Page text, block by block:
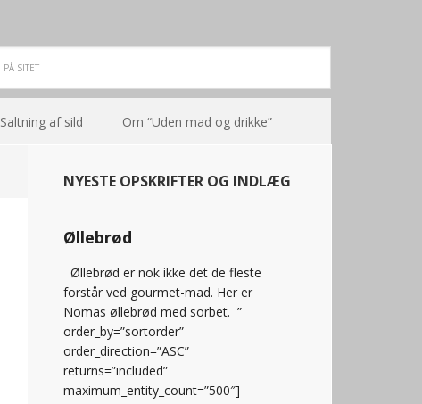
Saltning af sild Om “Uden mad og drikke”
NYESTE OPSKRIFTER OG INDLÆG
Øllebrød
Øllebrød er nok ikke det de fleste
forstår ved gourmet-mad. Her er
Nomas øllebrød med sorbet. ”
order_by=”sortorder”
order_direction=”ASC”
returns=”included”
maximum_entity_count=”500″]